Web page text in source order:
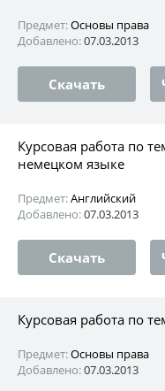
Предмет:Основы права
Добавлено:07.03.2013
Скачать
Курсовая работа по
немецком языке
Предмет:Английский
Добавлено:07.03.2013
Скачать
Курсовая работа по
Предмет:Основы права
Добавлено:07.03.2013